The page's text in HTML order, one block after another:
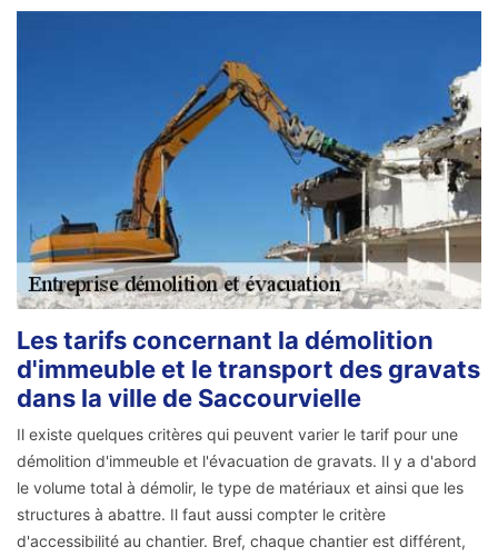
Les tarifs concernant la démolition
d'immeuble et le transport des gravats
dans la ville de Saccourvielle
Il existe quelques critères qui peuvent varier le tarif pour une
démolition d'immeuble et l'évacuation de gravats. Il y a d'abord
le volume total à démolir, le type de matériaux et ainsi que les
structures à abattre. Il faut aussi compter le critère
d'accessibilité au chantier. Bref, chaque chantier est différent,